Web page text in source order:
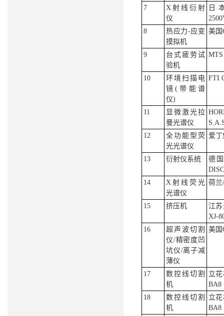
7
X射线衍射
仪
日
8
热应力-应变
摸拟机
美国
9
台式疲劳试
验机
10
环境扫描电
镜(带能谱
仪)
FTI
11
显微激光拉
曼光谱仪
12
全功能型荧
光光谱仪
爱丁
13 衍射仪系统
德
14
X射线荧光
光谱仪
荷兰
15 挤压机
江
XJ-
16
超声波切割
仪/精密度凹
坑仪/离子减
薄仪
美国
17
数控线切割
机
立
BA8
18
数控线切割
机
立
BA8